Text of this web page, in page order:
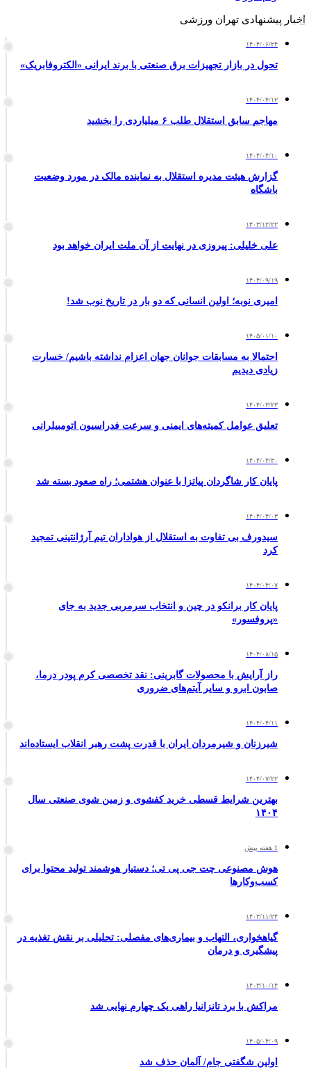
اخبار پیشنهادی تهران ورزشی
۱۴۰۴/۰۶/۲۴
تحول در بازار تجهیزات برق صنعتی با برند ایرانی «الکتروفابریک»
۱۴۰۴/۰۴/۱۲
مهاجم سابق استقلال طلب ۶ میلیاردی را بخشید
۱۴۰۴/۰۴/۱۰
گزارش هیئت مدیره استقلال به نماینده مالک در مورد وضعیت
باشگاه
۱۴۰۳/۱۲/۲۲
علی خلیلی: پیروزی در نهایت از آن ملت ایران خواهد بود
۱۴۰۴/۰۹/۱۹
امیری نوبه؛ اولین انسانی که دو بار در تاریخ نوب شد!
۱۴۰۵/۰۱/۱۰
احتمالا به مسابقات جوانان جهان اعزام نداشته باشیم/ خسارت
زیادی دیدیم
۱۴۰۴/۰۳/۲۳
تعلیق عوامل کمیته‌های ایمنی و سرعت فدراسیون اتومبیلرانی
۱۴۰۴/۰۴/۳۰
پایان کار شاگردان پیاتزا با عنوان هشتمی؛ راه صعود بسته شد
۱۴۰۴/۰۴/۰۳
سیدورف بی تفاوت به استقلال از هواداران تیم آرژانتینی تمجید
کرد
۱۴۰۴/۰۴/۰۷
پایان کار برانکو در چین و انتخاب سرمربی جدید به جای
«پروفسور»
۱۴۰۴/۰۸/۱۵
راز آرایش با محصولات گابرینی: نقد تخصصی کرم پودر درما،
صابون ابرو و سایر آیتم‌های ضروری
۱۴۰۴/۰۴/۱۱
شیرزنان و شیرمردان ایران با قدرت پشت رهبر انقلاب ایستاده‌اند
۱۴۰۴/۰۷/۲۲
بهترین شرایط قسطی خرید کفشوی و زمین شوی صنعتی سال
۱۴۰۴
1 هفته پیش
هوش مصنوعی چت جی پی تی؛ دستیار هوشمند تولید محتوا برای
کسب‌وکارها
۱۴۰۳/۱۱/۲۴
گیاهخواری، التهاب و بیماری‌های مفصلی: تحلیلی بر نقش تغذیه در
پیشگیری و درمان
۱۴۰۳/۱۰/۱۴
مراکش با برد تانزانیا راهی یک چهارم نهایی شد
۱۴۰۵/۰۴/۰۹
اولین شگفتی جام/ آلمان حذف شد